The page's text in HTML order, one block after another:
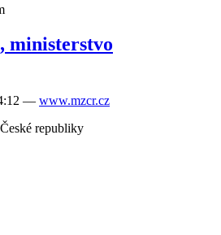
ministerstvo
— www.mzcr.cz
republiky